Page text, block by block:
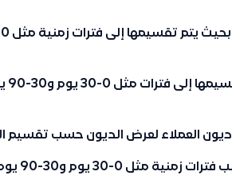
أريد تقرير
ديون العملاء لعرض الديون حسب تقسيم
0-30 يوم و30-90 يوم؟